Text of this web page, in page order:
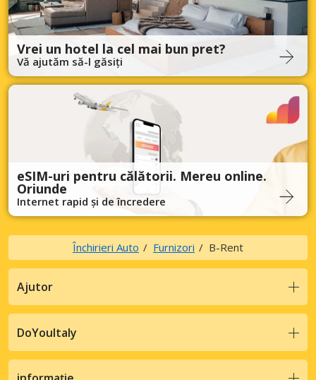
Vrei un hotel la cel mai bun pret?
Vă ajutăm să-l găsiți
eSIM-uri pentru călătorii. Mereu online.
Oriunde
Internet rapid și de încredere
Închirieri Auto Furnizori B-Rent
Ajutor
DoYouItaly